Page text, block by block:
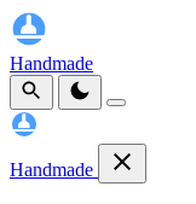
Handmade
Handmade